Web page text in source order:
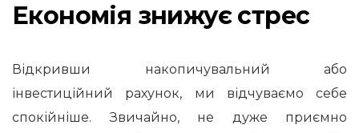
Економія знижує стрес
Відкривши накопичувальний або
інвестиційний рахунок, ми відчуваємо себе
спокійніше. Звичайно, не дуже приємно